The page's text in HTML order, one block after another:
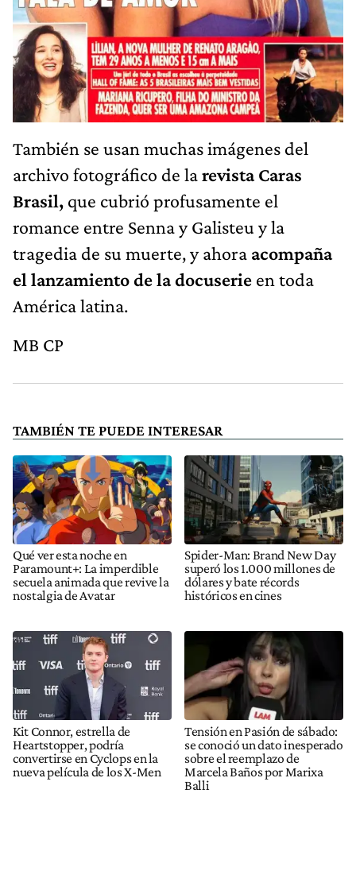
También se usan muchas imágenes del
archivo fotográfico de larevista Caras
Brasil, que cubrió profusamente el
romance entre Senna y Galisteu y la
tragedia de su muerte, y ahora acompaña
el lanzamiento de la docuserie en toda
América latina.
MB CP
TAMBIÉN TE PUEDE INTERESAR
Qué ver esta noche en
Paramount+: La imperdible
secuela animada que revive la
nostalgia de Avatar
Spider-Man: Brand New Day
superó los 1.000 millones de
dólares y bate récords
históricos en cines
Kit Connor, estrella de
Heartstopper, podría
convertirse en Cyclops en la
nueva película de los X-Men
Tensión en Pasión de sábado:
se conoció un dato inesperado
sobre el reemplazo de
Marcela Baños por Marixa
Balli